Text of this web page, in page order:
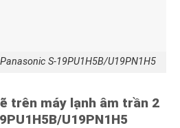
S-19PU1H5B/U19PN1H5
trên máy lạnh âm trần 2
U19PN1H5